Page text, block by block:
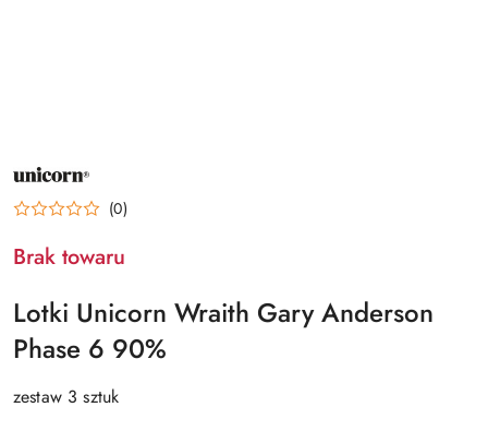
NAZWA
PRODUCENTA:
UNICORN (0)
Brak towaru
Lotki Unicorn Wraith Gary Anderson
Phase 6 90%
zestaw 3 sztuk